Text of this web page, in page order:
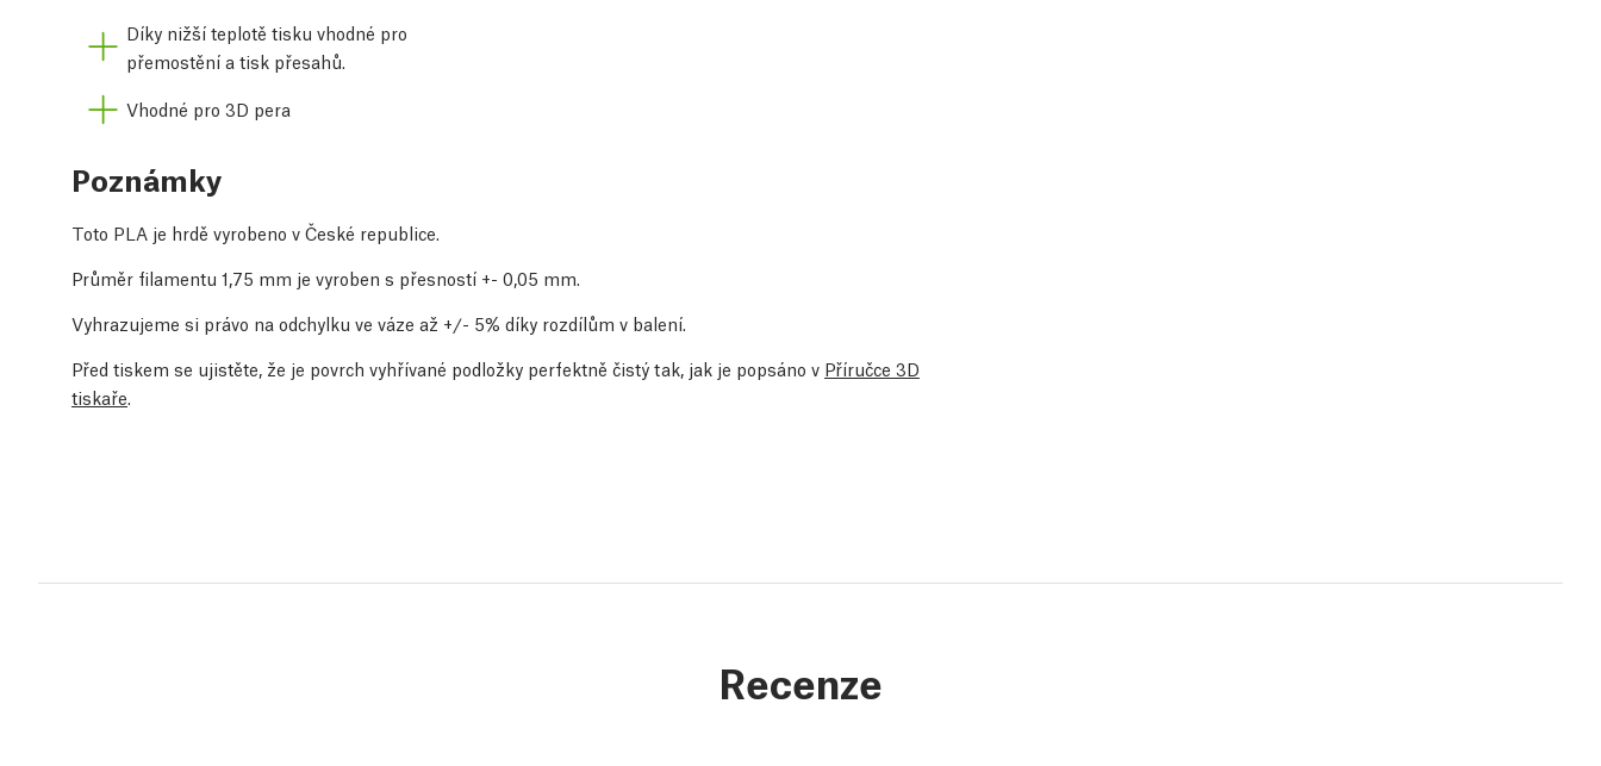
Díky nižší teplotě tisku vhodné pro
přemostění a tisk přesahů.
Vhodné pro 3D pera
Poznámky
Toto PLA je hrdě vyrobeno v České republice.
Průměr filamentu 1,75 mm je vyroben s přesností +- 0,05 mm.
Vyhrazujeme si právo na odchylku ve váze až +/- 5% díky rozdílům v balení.
Před tiskem se ujistěte, že je povrch vyhřívané podložky perfektně čistý tak, jak je popsáno v Příručce 3D
tiskaře.
Recenze